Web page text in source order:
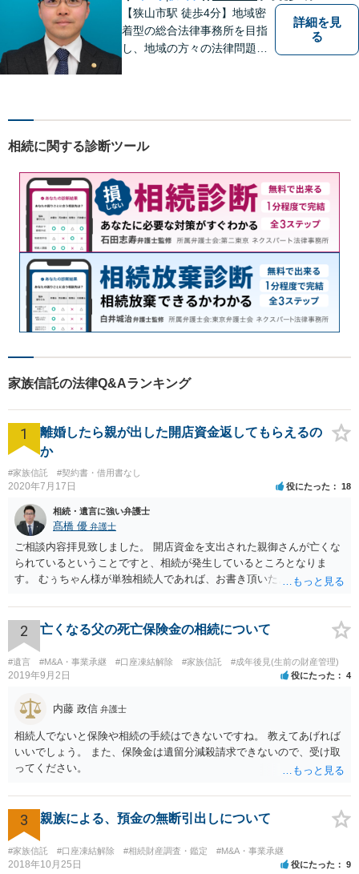
【狭山市駅 徒歩4分】地域密
着型の総合法律事務所を目指
し、地域の方々の法律問題を
気軽にご相談ください。
詳細を見
る
相続に関する診断ツール
家族信託の法律Q&Aランキング
1
離婚したら親が出した開店資金返してもらえるの
か
#家族信託 #契約書・借用書なし
2020年7月17日 役にたった 18
相続・遺言に強い弁護士
髙橋 優 弁護士
ご相談内容拝見致しました。 開店資金を支出された親御さんが亡くな
られているということですと、相続が発生しているところとなりま
す。 むぅちゃん様が単独相続人であれば、お書き頂いたような方法で
相続人おられるということであれば、他の相続人との協議が必要とな
るところです。 また、当該点とは別にご主人から貸付ではなく贈与で
あると主張される可能性がございます。 その場合には、貸付であるこ
とを伺わせる事情をどれだけ積み重ねることが出来るか、というとこ
ろとなります。 返済の事実や、返済を約束するメール等です。 金額の
おく方が宜しいかと思います。 緊急という訳ではないかと思います
が、事前準備が早い方が有効な手段が増える傾向にありますので、早
目に弁護士を入れられることを御検討頂くと良いかと思います。
2 亡くなる父の死亡保険金の相続について
#遺言 #M&A・事業承継 #口座凍結解除 #家族信託 #成年後見(生前の財産管理)
2019年9月2日 役にたった 4
内藤 政信 弁護士
相続人でないと保険や相続の手続はできないですね。 教えてあげれば
いいでしょう。 また、保険金は遺留分減殺請求できないので、受け取
ってください。
3 親族による、預金の無断引出しについて
#家族信託 #口座凍結解除 #相続財産調査・鑑定 #M&A・事業承継
2018年10月25日 役にたった 9